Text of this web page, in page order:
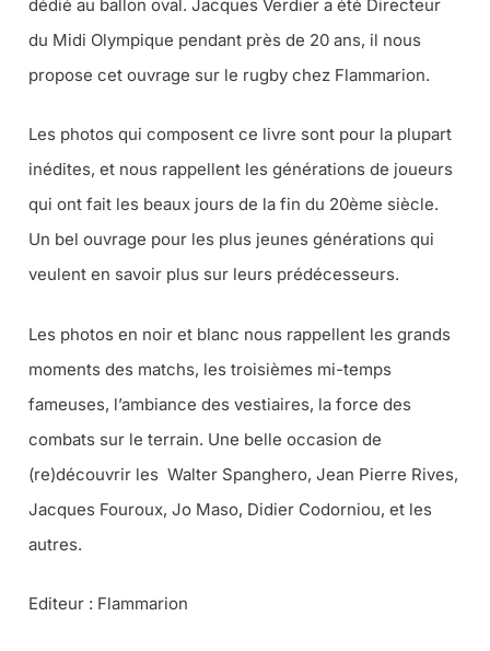
dédié au ballon oval. Jacques Verdier a été Directeur
du Midi Olympique pendant près de 20 ans, il nous
propose cet ouvrage sur le rugby chez Flammarion.
Les photos qui composent ce livre sont pour la plupart
inédites, et nous rappellent les générations de joueurs
qui ont fait les beaux jours de la fin du 20ème siècle.
Un bel ouvrage pour les plus jeunes générations qui
veulent en savoir plus sur leurs prédécesseurs.
Les photos en noir et blanc nous rappellent les grands
moments des matchs, les troisièmes mi-temps
fameuses, l’ambiance des vestiaires, la force des
combats sur le terrain. Une belle occasion de
(re)découvrir les Walter Spanghero, Jean Pierre Rives,
Jacques Fouroux, Jo Maso, Didier Codorniou, et les
autres.
Editeur : Flammarion